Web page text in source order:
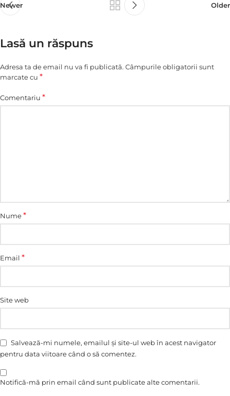
Newer Older
Lasă un răspuns
Adresa ta de email nu va fi publicată. Câmpurile obligatorii sunt
marcate cu *
Comentariu *
Nume*
Email *
Site web
Salvează-mi numele, emailul și site-ul web în acest navigator
pentru data viitoare când o să comentez.
Notifică-mă prin email când sunt publicate alte comentarii.